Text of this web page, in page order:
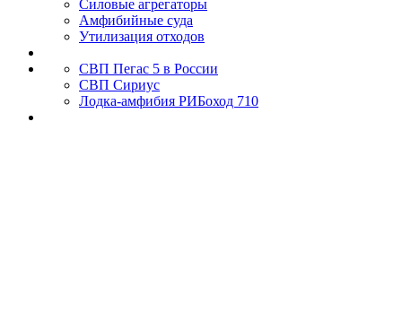
Силовые агрегаторы
Амфибийные суда
Утилизация отходов
СВП Пегас 5 в России
СВП Сириус
Лодка-амфибия РИБоход 710